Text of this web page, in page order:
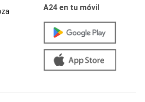
A24 en tu móvil